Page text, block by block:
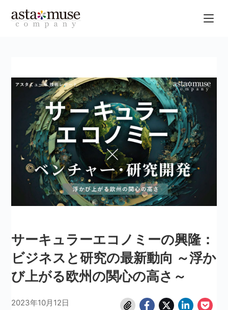
サーキュラーエコノミーの興隆：
ビジネスと研究の最新動向 ～浮か
び上がる欧州の関心の高さ～
2023年10月12日